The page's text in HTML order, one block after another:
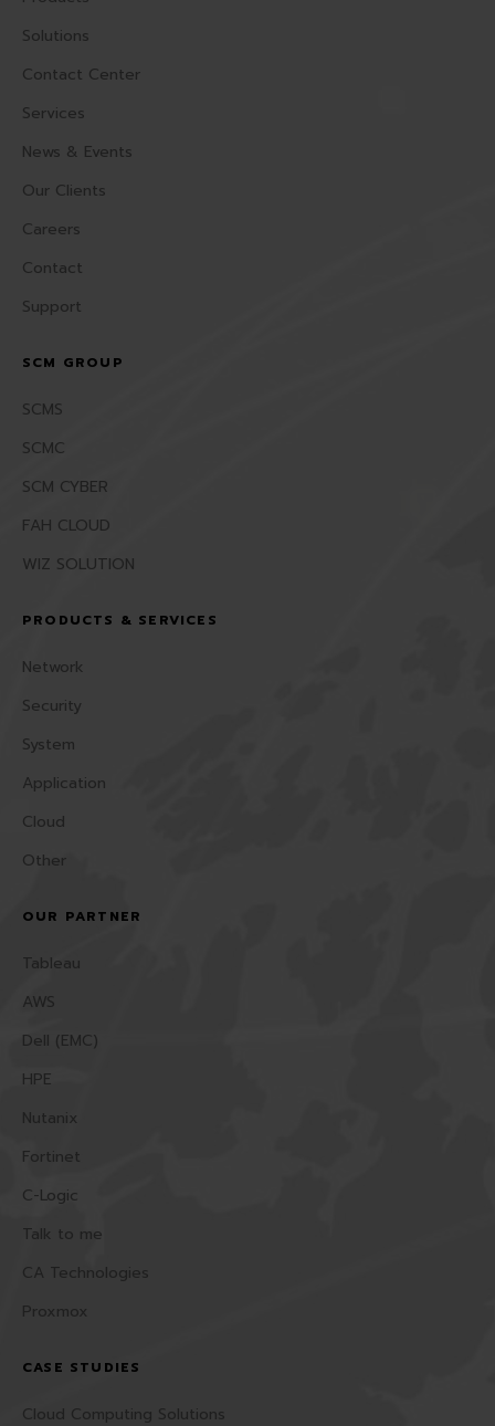
Solutions
Contact Center
Services
News & Events
Our Clients
Careers
Contact
Support
SCM GROUP
SCMS
SCMC
SCM CYBER
FAH CLOUD
WIZ SOLUTION
PRODUCTS & SERVICES
Network
Security
System
Application
Cloud
Other
OUR PARTNER
Tableau
AWS
Dell (EMC)
HPE
Nutanix
Fortinet
C-Logic
Talk to me
CA Technologies
Proxmox
CASE STUDIES
Cloud Computing Solutions